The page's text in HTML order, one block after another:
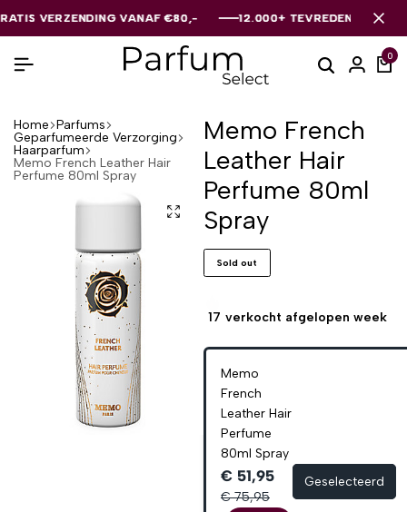
VERZENDING VANAF €80,- 12.000+ TEVREDEN KLANTEN
VERZENDING VANAF €80,- 12.000+ TEVREDEN KLANTEN
VERZENDING VANAF €80,- 12.000+ TEVREDEN KLANTEN
0
Home Parfums
Geparfumeerde Verzorging
Haarparfum
Memo French Leather Hair
Perfume 80ml Spray
Memo French
Leather Hair
Perfume 80ml
Spray
Sold out
17 verkocht afgelopen week
Memo
French
Leather Hair
Perfume
80ml Spray
€ 51,95
€ 75,95
Geselecteerd